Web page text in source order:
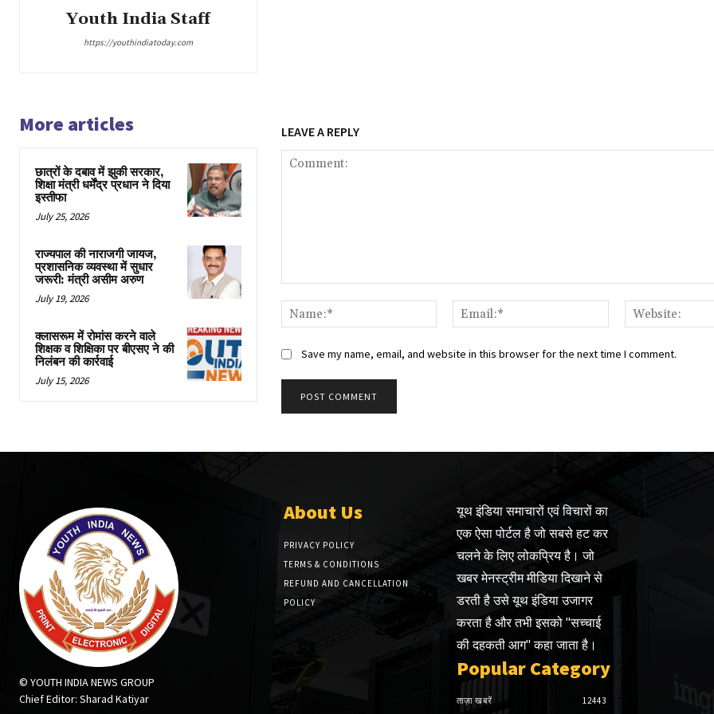
Youth India Staff
https://youthindiatoday.com
More articles
छात्रों के दबाव में झुकी सरकार,
शिक्षा मंत्री धर्मेंद्र प्रधान ने दिया
इस्तीफा
July 25, 2026
राज्यपाल की नाराजगी जायज,
प्रशासनिक व्यवस्था में सुधार
जरूरी: मंत्री असीम अरुण
July 19, 2026
क्लासरूम में रोमांस करने वाले
शिक्षक व शिक्षिका पर बीएसए ने की
निलंबन की कार्रवाई
July 15, 2026
LEAVE A REPLY
Name:*
Email:*
Save my name, email, and website in this browser for the next time I comment.
© YOUTH INDIA NEWS GROUP
Chief Editor: Sharad Katiyar
About Us
PRIVACY POLICY
TERMS & CONDITIONS
REFUND AND CANCELLATION
POLICY
यूथ इंडिया समाचारों एवं विचारों का
एक ऐसा पोर्टल है जो सबसे हट कर
चलने के लिए लोकप्रिय है। जो
खबर मेनस्ट्रीम मीडिया दिखाने से
डरती है उसे यूथ इंडिया उजागर
करता है और तभी इसको "सच्चाई
की दहकती आग" कहा जाता है।
Popular Category
ताज़ा खबरें
12443